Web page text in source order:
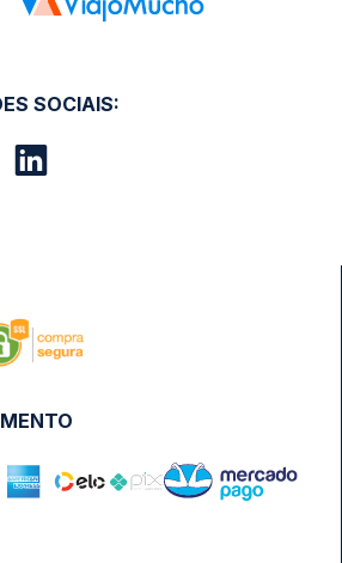
SOCIAIS: